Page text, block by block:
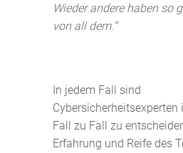
Wieder andere haben so
von all dem.“
In jedem Fall sind
Cybersicherheitsexperten
Fall zu Fall zu
Erfahrung und Reife des